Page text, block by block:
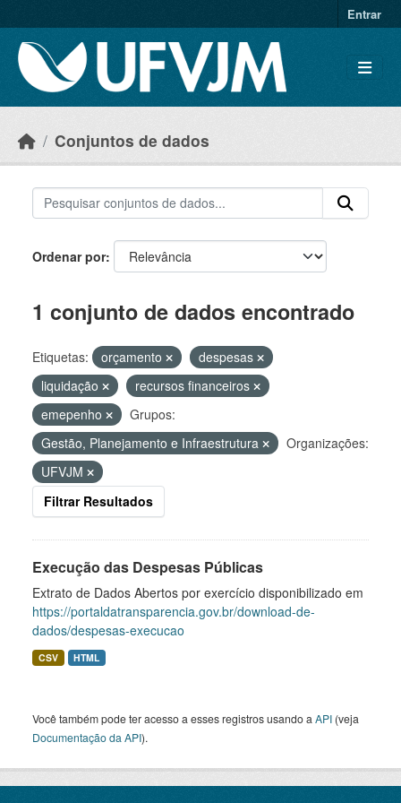
Entrar
Conjuntos de dados
Ordenar por
1 conjunto de dados encontrado
Etiquetas: orçamento
despesas
liquidação
recursos financeiros
emepenho
Grupos:
Gestão, Planejamento e Infraestrutura
Organizações:
UFVJM
Filtrar Resultados
Execução das Despesas Públicas
Extrato de Dados Abertos por exercício disponibilizado em
https://portaldatransparencia.gov.br/download-de-
dados/despesas-execucao
CSV HTML
Você também pode ter acesso a esses registros usando a API (veja
Documentação da API).